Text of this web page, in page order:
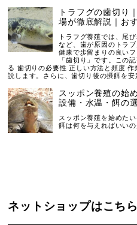
トラフグの歯切り
場が徹底解説｜お
トラフグ養殖では、尾
など、歯が原因のトラ
健康で歩留まりの良い
「歯切り」です。この
る 歯切りの必要性 正しい方法と頻度
説します。さらに、歯切り後の摂餌を
スッポン養殖の始
設備・水温・餌の
スッポン養殖を始めた
餌は何を与えればい
ネットショップはこち